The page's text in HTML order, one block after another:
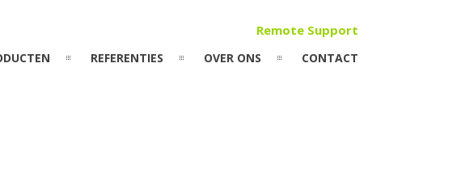
Remote Support
REFERENTIES OVER ONS CONTACT